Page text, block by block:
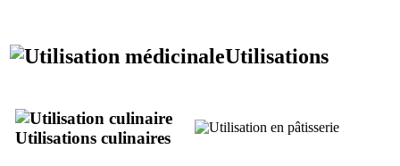
Utilisations
Utilisations culinaires